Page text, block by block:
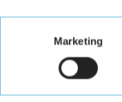
Marketing
35R19 91Y EXTRALOAD
235/55R19 105Y EXTRALOAD